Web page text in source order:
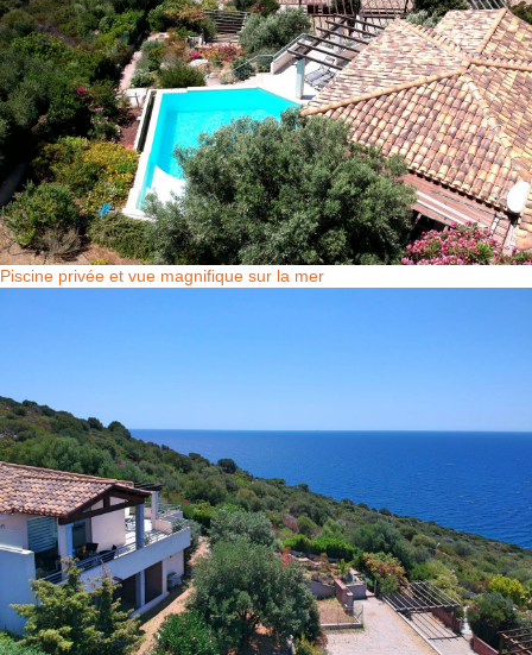
Piscine privée et vue magnifique sur la mer